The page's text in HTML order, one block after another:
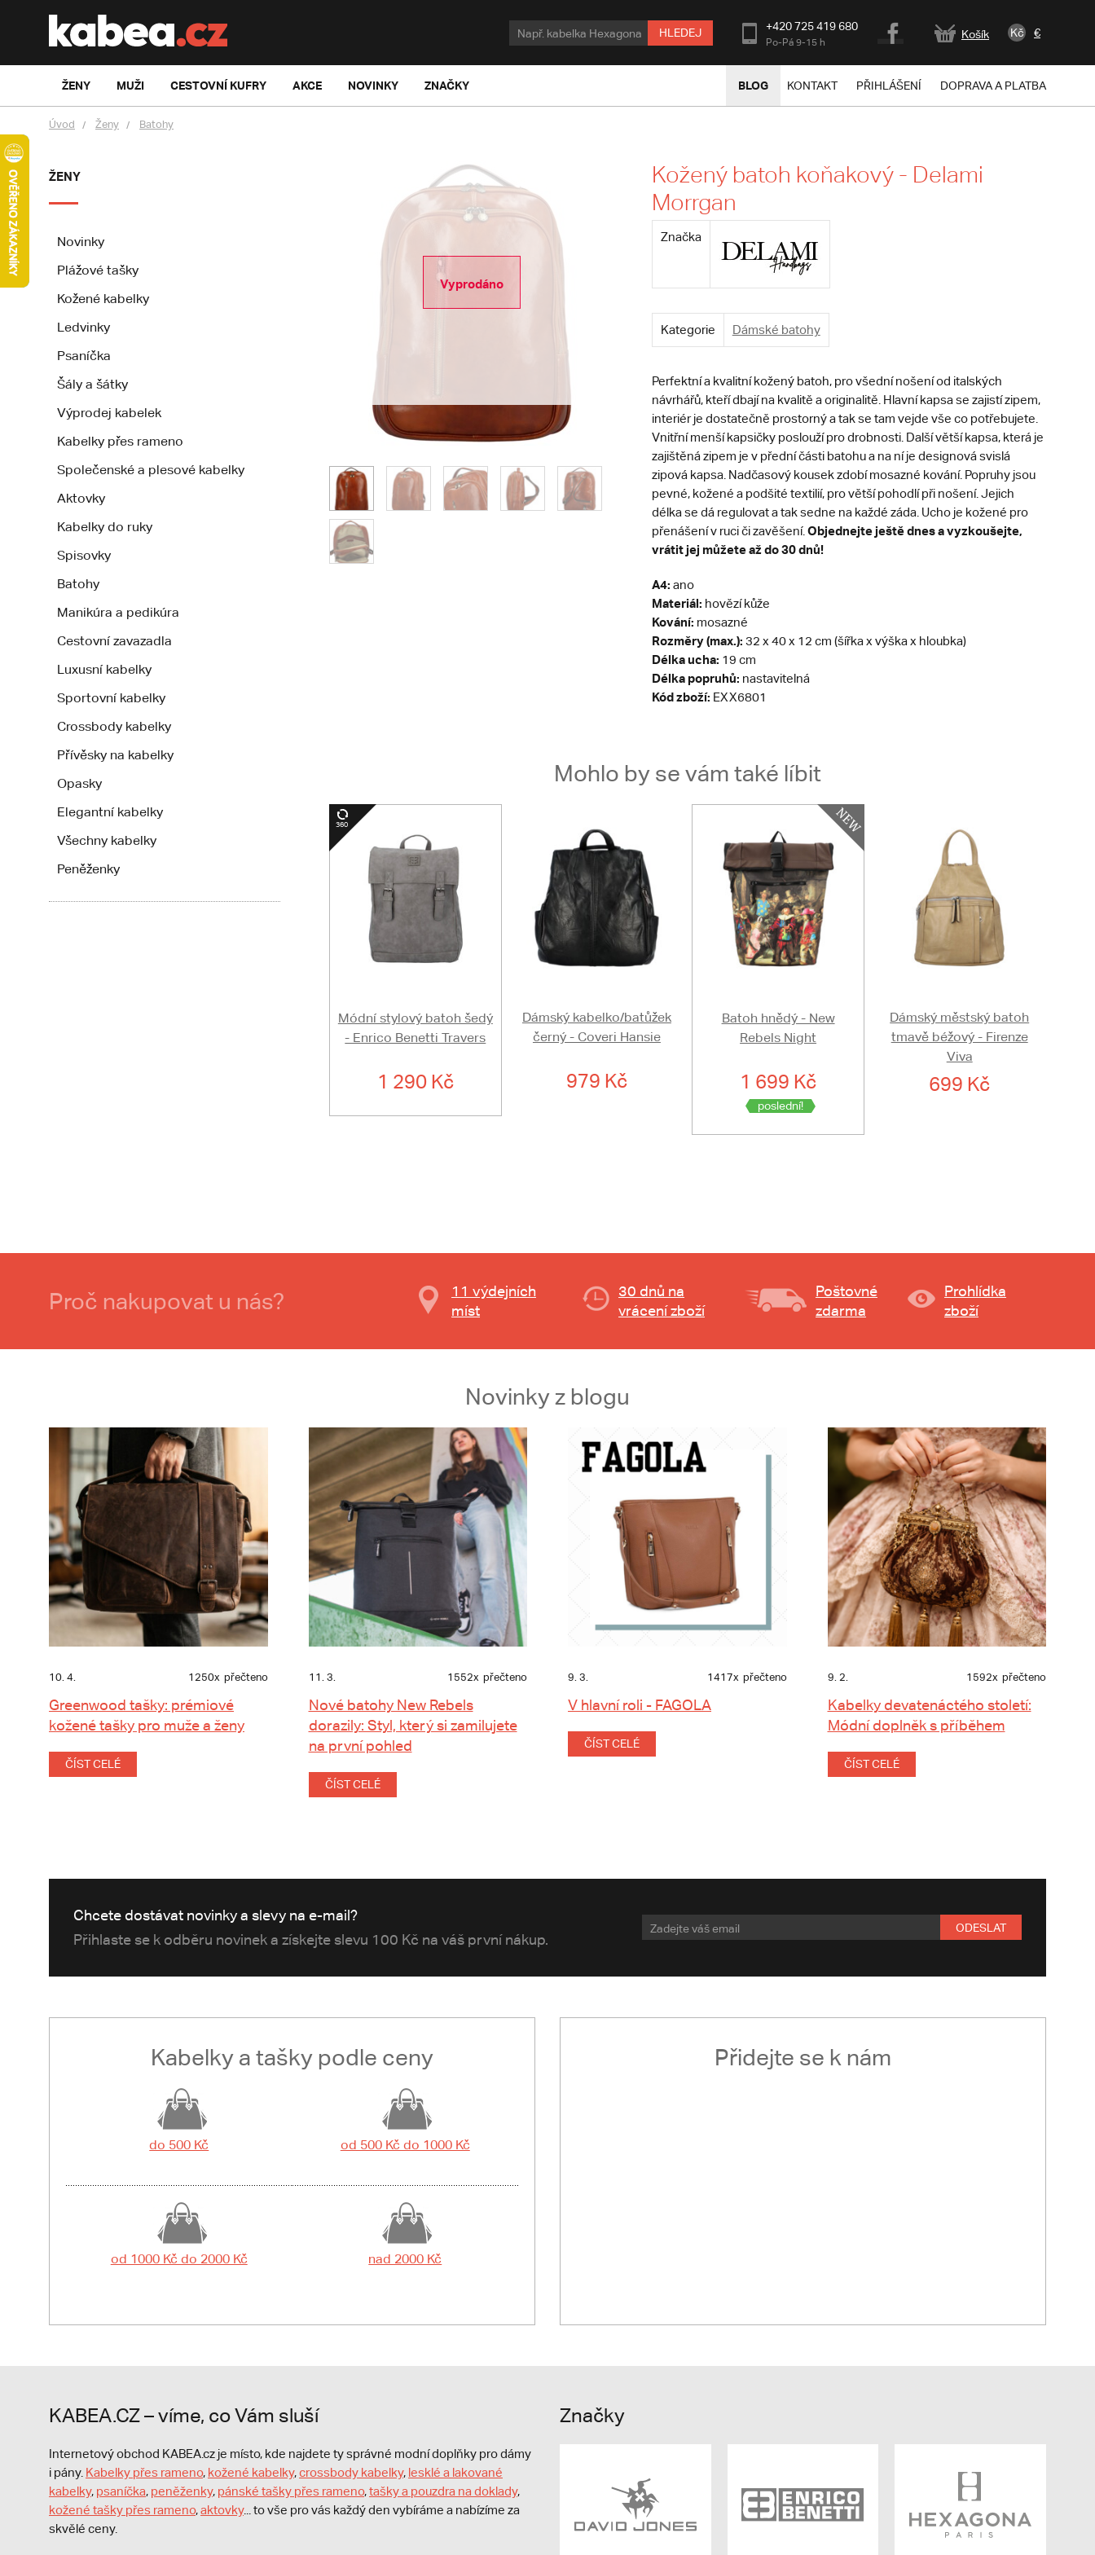
HLEDEJ +420 725 419 680
Po-Pá 9-15 h
Košík Kč €
ŽENY MUŽI CESTOVNÍ KUFRY AKCE NOVINKY ZNAČKY BLOG KONTAKT PŘIHLÁŠENÍ DOPRAVA A PLATBA
Úvod Ženy Batohy
ŽENY
Novinky
Plážové tašky
Kožené kabelky
Ledvinky
Psaníčka
Šály a šátky
Výprodej kabelek
Kabelky přes rameno
Společenské a plesové kabelky
Aktovky
Kabelky do ruky
Spisovky
Batohy
Manikúra a pedikúra
Cestovní zavazadla
Luxusní kabelky
Sportovní kabelky
Crossbody kabelky
Přívěsky na kabelky
Opasky
Elegantní kabelky
Všechny kabelky
Peněženky
Vyprodáno
Kožený batoh koňakový - Delami
Morrgan
Značka
Kategorie Dámské batohy
Perfektní a kvalitní kožený batoh, pro všední nošení od italských
návrhářů, kteří dbají na kvalitě a originalitě. Hlavní kapsa se zajistí zipem,
interiér je dostatečně prostorný a tak se tam vejde vše co potřebujete.
Vnitřní menší kapsičky poslouží pro drobnosti. Další větší kapsa, která je
zajištěná zipem je v přední části batohu a na ní je designová svislá
zipová kapsa. Nadčasový kousek zdobí mosazné kování. Popruhy jsou
pevné, kožené a podšité textilií, pro větší pohodlí při nošení. Jejich
délka se dá regulovat a tak sedne na každé záda. Ucho je kožené pro
přenášení v ruci či zavěšení. Objednejte ještě dnes a vyzkoušejte,
vrátit jej můžete až do 30 dnů!
A4: ano
Materiál: hovězí kůže
Kování: mosazné
Rozměry (max.): 32 x 40 x 12 cm (šířka x výška x hloubka)
Délka ucha: 19 cm
Délka popruhů: nastavitelná
Kód zboží: EXX6801
Mohlo by se vám také líbit
Módní stylový batoh šedý
- Enrico Benetti Travers
1 290 Kč
Dámský kabelko/batůžek
černý - Coveri Hansie
979 Kč
Batoh hnědý - New
Rebels Night
1 699 Kč
poslední!
Dámský městský batoh
tmavě béžový - Firenze
Viva
699 Kč
Proč nakupovat u nás?
11 výdejních
míst
30 dnů na
vrácení zboží
Poštovné
zdarma
Prohlídka
zboží
Novinky z blogu
10. 4. 1250x přečteno
Greenwood tašky: prémiové
kožené tašky pro muže a ženy
ČÍST CELÉ
11. 3. 1552x přečteno
Nové batohy New Rebels
dorazily: Styl, který si zamilujete
na první pohled
ČÍST CELÉ
9. 3. 1417x přečteno
V hlavní roli - FAGOLA
ČÍST CELÉ
9. 2. 1592x přečteno
Kabelky devatenáctého století:
Módní doplněk s příběhem
ČÍST CELÉ
Chcete dostávat novinky a slevy na e-mail?
Přihlaste se k odběru novinek a získejte slevu 100 Kč na váš první nákup.
ODESLAT
Kabelky a tašky podle ceny
do 500 Kč od 500 Kč do 1000 Kč
od 1000 Kč do 2000 Kč nad 2000 Kč
Přidejte se k nám
KABEA.CZ – víme, co Vám sluší
Internetový obchod KABEA.cz je místo, kde najdete ty správné modní doplňky pro dámy
i pány. Kabelky přes rameno, kožené kabelky,crossbody kabelky, lesklé a lakované
kabelky, psaníčka, peněženky, pánské tašky přes rameno,tašky a pouzdra na doklady,
kožené tašky přes rameno,aktovky... to vše pro vás každý den vybíráme a nabízíme za
skvělé ceny.
Značky